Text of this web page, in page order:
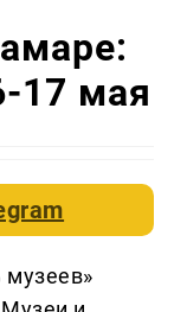
17 мая